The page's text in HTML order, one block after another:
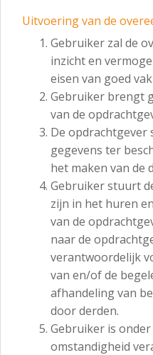
Uitvoering van de
Gebruiker zal de
inzicht en
eisen van goed
Gebruiker brengt
van de
De
gegevens ter
het maken van de
Gebruiker stuurt
zijn in het huren
van de
naar de
verantwoordelijk
van en/of de
afhandeling van
door derden.
Gebruiker is
omstandigheid